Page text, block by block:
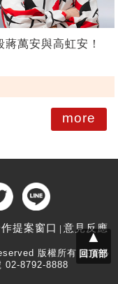
萬安與高虹安！
more
提案窗口 意見反應
版權所有 盜用必
02-8792-8888
▲
回頂部